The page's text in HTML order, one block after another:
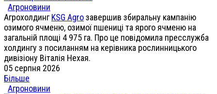
Агроновини
АгрохолдингKSG Agroзавершив збиральну кампанію
озимого ячменю, озимої пшениці та ярого ячменю на
загальній площі 4 975 га. Про це повідомила пресслужба
холдингу з посиланням на керівника рослинницького
дивізіону Віталія Нехая.
05 серпня 2026
Більше
Агроновини